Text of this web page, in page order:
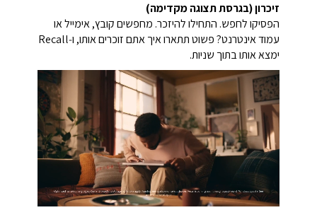
זיכרון (בגרסת תצוגה מקדימה)
הפסיקו לחפש. התחילו להיזכר. מחפשים קובץ, אימייל או
עמוד אינטרנט?
פשוט תתארו איך אתם זוכרים אותו, ו‑Recall
ימצא אותו בתוך שניות.